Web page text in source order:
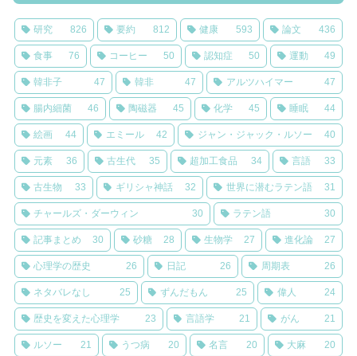
研究 826 要約 812 健康 593 論文 436
食事 76 コーヒー 50 認知症 50 運動 49
韓非子 47 韓非 47 アルツハイマー 47
腸内細菌 46 陶磁器 45 化学 45 睡眠 44
絵画 44 エミール 42 ジャン・ジャック・ルソー 40
元素 36 古生代 35 超加工食品 34 言語 33
古生物 33 ギリシャ神話 32 世界に潜むラテン語 31
チャールズ・ダーウィン 30 ラテン語 30
記事まとめ 30 砂糖 28 生物学 27 進化論 27
心理学の歴史 26 日記 26 周期表 26
ネタバレなし 25 ずんだもん 25 偉人 24
歴史を変えた心理学 23 言語学 21 がん 21
ルソー 21 うつ病 20 名言 20 大麻 20